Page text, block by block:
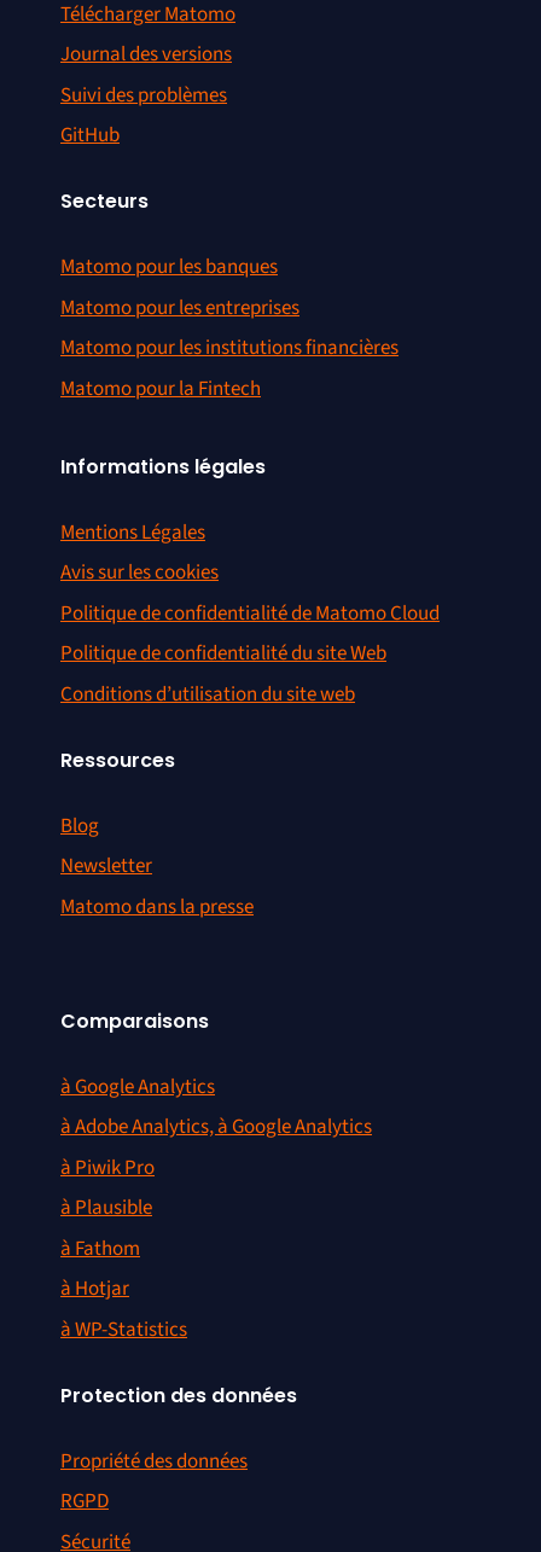
Télécharger Matomo
Journal des versions
Suivi des problèmes
GitHub
Secteurs
Matomo pour les banques
Matomo pour les entreprises
Matomo pour les institutions financières
Matomo pour la Fintech
Informations légales
Mentions Légales
Avis sur les cookies
Politique de confidentialité de Matomo Cloud
Politique de confidentialité du site Web
Conditions d’utilisation du site web
Ressources
Blog
Newsletter
Matomo dans la presse
Comparaisons
à Google Analytics
à Adobe Analytics, à Google Analytics
à Piwik Pro
à Plausible
à Fathom
à Hotjar
à WP-Statistics
Protection des données
Propriété des données
RGPD
Sécurité